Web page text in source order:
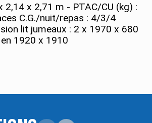
2,14 x 2,71 m - PTAC/CU (kg) :
C.G./nuit/repas : 4/3/4
lit jumeaux : 2 x 1970 x 680
1920 x 1910